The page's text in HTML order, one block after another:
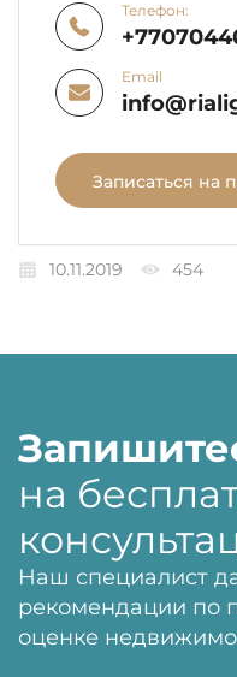
Телефон:
Email
Записаться на
10.11.2019 454
на
Наш специалист
рекомендации по
оценке